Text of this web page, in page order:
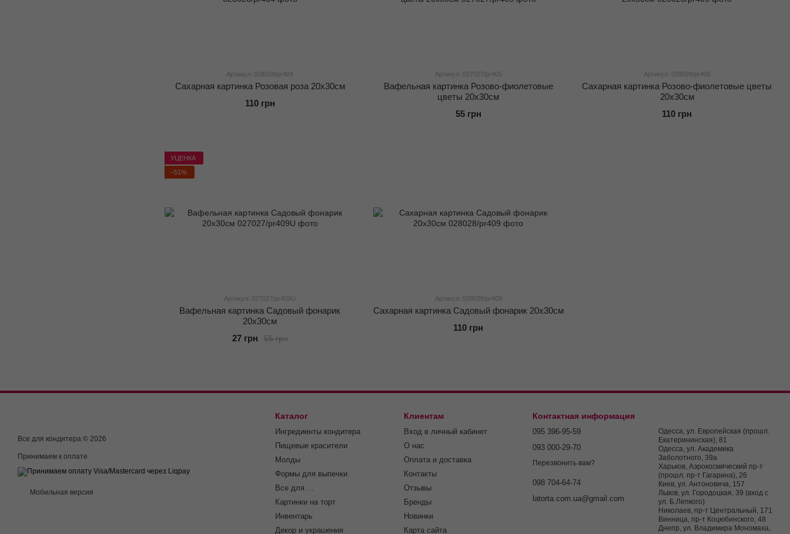
Артикул: 028028/pr404
Сахарная картинка Розовая роза 20x30см
110 грн
Артикул: 027027/pr405
Вафельная картинка Розово-фиолетовые
цветы 20x30см
55 грн
Артикул: 028028/pr405
Сахарная картинка Розово-фиолетовые цветы
20x30см
110 грн
УЦЕНКА
−51%
Артикул: 027027/pr409U
Вафельная картинка Садовый фонарик
20x30см
55 грн
27 грн
Артикул: 028028/pr409
Сахарная картинка Садовый фонарик 20x30см
110 грн
Все для кондитера © 2026
Принимаем к оплате
Мобильная версия
Каталог
Ингредиенты кондитера
Пищевые красители
Молды
Формы для выпечки
Все для ...
Картинки на торт
Инвентарь
Декор и украшения
Клиентам
Вход в личный кабинет
О нас
Оплата и доставка
Контакты
Отзывы
Бренды
Новинки
Карта сайта
Контактная информация
095 396-95-59
093 000-29-70
Перезвонить вам?
098 704-64-74
latorta.com.ua@gmail.com
Одесса, ул. Европейская (прошл.
Екатерининская), 81
Одесса, ул. Академика
Заболотного, 39а
Харьков, Аэрокосми́ческий пр-т
(прошл. пр-т Гагарина), 26
Киев, ул. Антоновича, 157
Львов, ул. Городоцкая, 39 (вход с
ул. Б.Лепкого)
Николаев, пр-т Центральный, 171
Винница, пр-т Коцюбинского, 48
Днепр, ул. Владимира Мономаха,